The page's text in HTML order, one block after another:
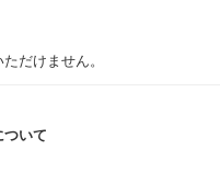
だけません。
いて